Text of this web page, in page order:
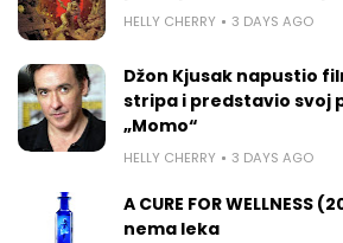
HELLY CHERRY 3 DAYS AGO
Džon Kjusak napustio
stripa i predstavio svoj
„Momo“
HELLY CHERRY 3 DAYS AGO
A CURE FOR WELLNESS
nema leka